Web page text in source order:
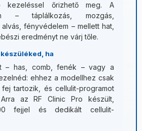
kezeléssel őrizhető meg. A
– táplálkozás, mozgás,
fényvédelem – mellett hat,
eredményt ne várj tőle.
készüléked, ha
– has, comb, fenék – vagy a
ehhez a modellhez csak
tartozik, és cellulit-programot
az RF Clinic Pro készült,
fejjel és dedikált cellulit-